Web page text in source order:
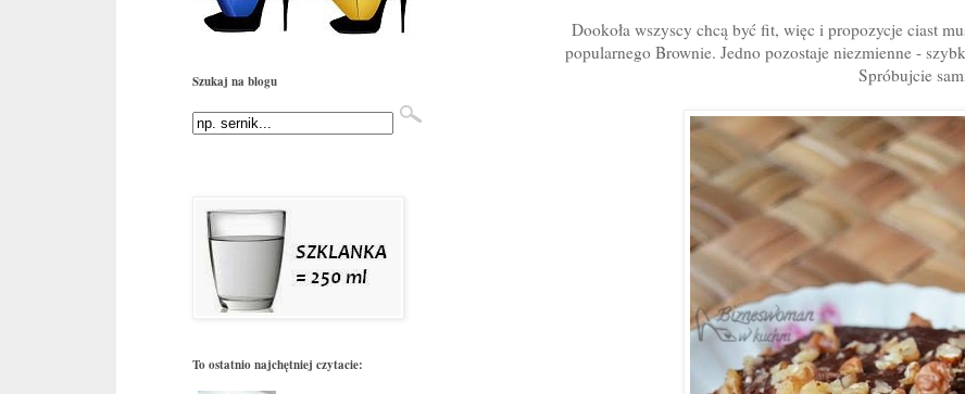
Dookoła wszyscy chcą być fit, więc i propozycje ciast
popularnego Brownie. Jedno pozostaje niezmienne -
Spróbujcie
Szukaj na blogu
To ostatnio najchętniej czytacie: